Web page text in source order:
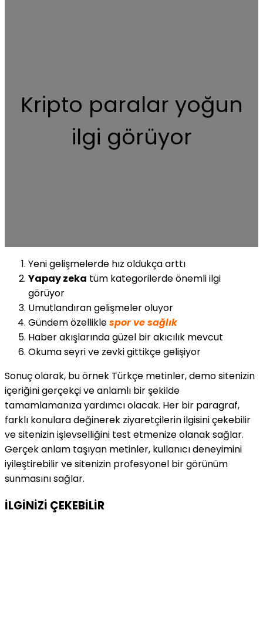
Kripto paralar yoğun
ilgi görüyor
Yeni gelişmelerde hız oldukça arttı
Yapay zeka tüm kategorilerde önemli ilgi
görüyor
Umutlandıran gelişmeler oluyor
Gündem özelliklespor ve sağlık
Haber akışlarında güzel bir akıcılık mevcut
Okuma seyri ve zevki gittikçe gelişiyor
Sonuç olarak, bu örnek Türkçe metinler, demo sitenizin
içeriğini gerçekçi ve anlamlı bir şekilde
tamamlamanıza yardımcı olacak. Her bir paragraf,
farklı konulara değinerek ziyaretçilerin ilgisini çekebilir
ve sitenizin işlevselliğini test etmenize olanak sağlar.
Gerçek anlam taşıyan metinler, kullanıcı deneyimini
iyileştirebilir ve sitenizin profesyonel bir görünüm
sunmasını sağlar.
İLGİNİZİ ÇEKEBİLİR